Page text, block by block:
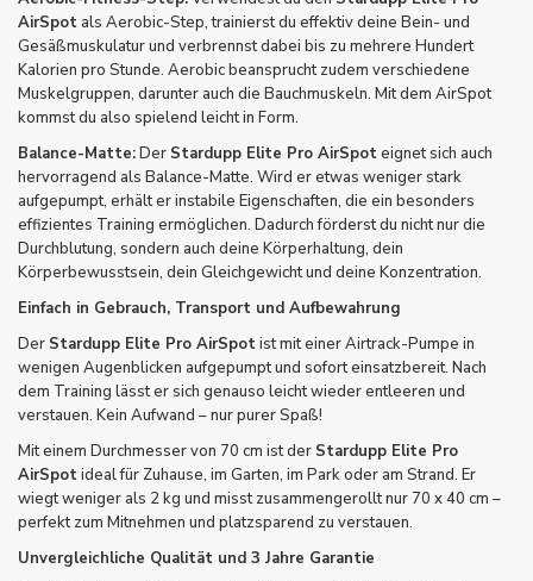
AirSpot als Aerobic-Step, trainierst du effektiv deine Bein- und
Gesäßmuskulatur und verbrennst dabei bis zu mehrere Hundert
Kalorien pro Stunde. Aerobic beansprucht zudem verschiedene
Muskelgruppen, darunter auch die Bauchmuskeln. Mit dem AirSpot
kommst du also spielend leicht in Form.
Balance-Matte:Der Stardupp Elite Pro AirSpoteignet sich auch
hervorragend als Balance-Matte. Wird er etwas weniger stark
aufgepumpt, erhält er instabile Eigenschaften, die ein besonders
effizientes Training ermöglichen. Dadurch förderst du nicht nur die
Durchblutung, sondern auch deine Körperhaltung, dein
Körperbewusstsein, dein Gleichgewicht und deine Konzentration.
Einfach in Gebrauch, Transport und Aufbewahrung
Der Stardupp Elite Pro AirSpotist mit einer Airtrack-Pumpe in
wenigen Augenblicken aufgepumpt und sofort einsatzbereit. Nach
dem Training lässt er sich genauso leicht wieder entleeren und
verstauen. Kein Aufwand – nur purer Spaß!
Mit einem Durchmesser von 70 cm ist der Stardupp Elite Pro
AirSpotideal für Zuhause, im Garten, im Park oder am Strand. Er
wiegt weniger als 2 kg und misst zusammengerollt nur 70 x 40 cm –
perfekt zum Mitnehmen und platzsparend zu verstauen.
Unvergleichliche Qualität und 3 Jahre Garantie